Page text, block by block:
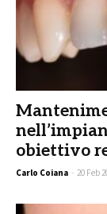
obiettivo
Carlo Coiana - 20 Feb